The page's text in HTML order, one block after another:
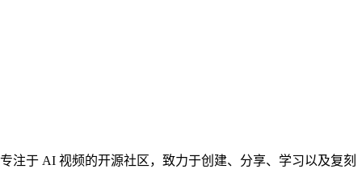
专注于 AI 视频的开源社区，致力于创建、分享、学习以及复刻